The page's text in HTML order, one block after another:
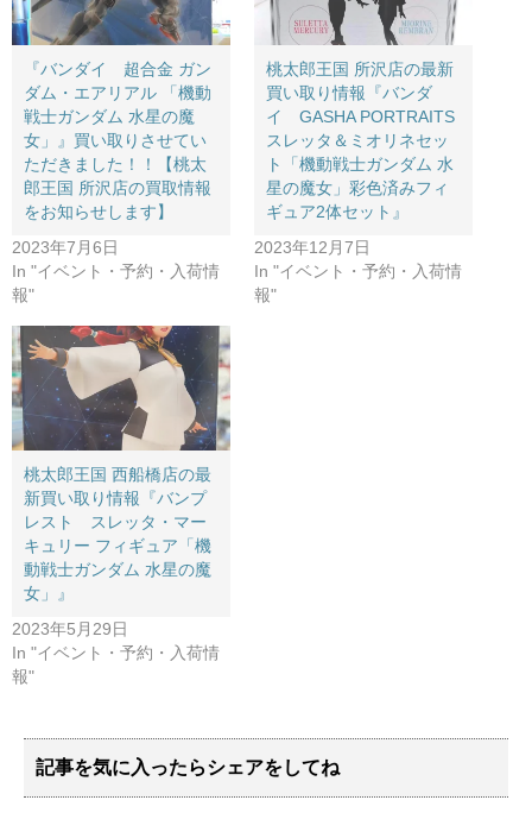
『バンダイ 超合金 ガン
ダム・エアリアル 「機動
戦士ガンダム 水星の魔
女」』買い取りさせてい
ただきました！！【桃太
郎王国 所沢店の買取情報
をお知らせします】
2023年7月6日
In "イベント・予約・入荷情
報"
桃太郎王国 所沢店の最新
買い取り情報『バンダ
イ GASHA PORTRAITS
スレッタ＆ミオリネセッ
ト「機動戦士ガンダム 水
星の魔女」彩色済みフィ
ギュア2体セット』
2023年12月7日
In "イベント・予約・入荷情
報"
桃太郎王国 西船橋店の最
新買い取り情報『バンプ
レスト スレッタ・マー
キュリー フィギュア​「機
動戦士ガンダム ​水星の魔
女」』
2023年5月29日
In "イベント・予約・入荷情
報"
記事を気に入ったらシェアをしてね